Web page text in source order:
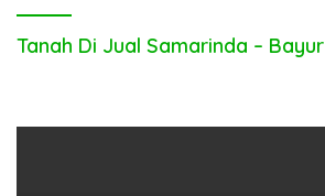
Tanah Di Jual Samarinda – Bayur